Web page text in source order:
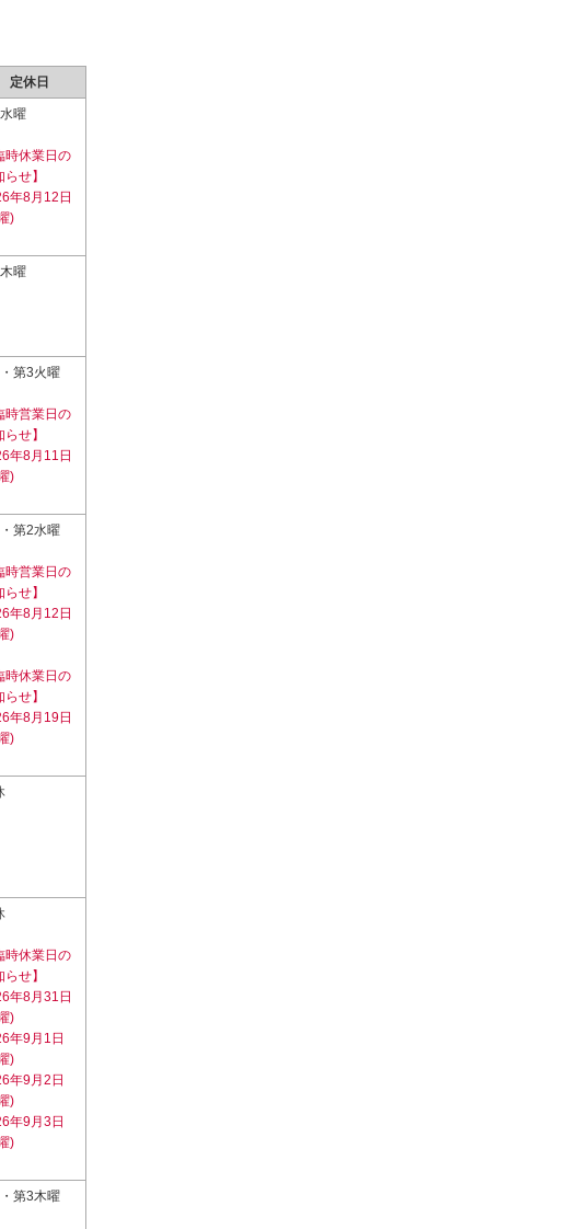
定休日
曜
時休業日の
らせ】
年8月12日
)
曜
第3火曜
時営業日の
らせ】
年8月11日
)
第2水曜
時営業日の
らせ】
年8月12日
)
時休業日の
らせ】
年8月19日
)
時休業日の
らせ】
年8月31日
)
年9月1日
)
年9月2日
)
年9月3日
)
第3木曜